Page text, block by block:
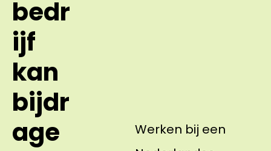
bedr
ijf
kan
bijdr
age
Werken bij een